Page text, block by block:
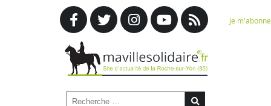
Je m'abonne